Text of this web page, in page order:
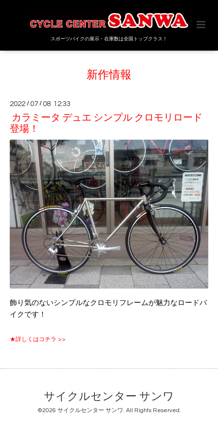
スポーツバイクの展示・在庫数は全国トップクラス！
新作情報
2022 /07 /08 12:33
カラミータ デュエ シンプル クロモリロード
登場！
飾り気のないシンプルなクロモリフレームが魅力なロードバ
イクです！
★詳しくはコチラ >>
サイクルセンター サンワ
©2026 サイクルセンター サンワ. All Rights Reserved.